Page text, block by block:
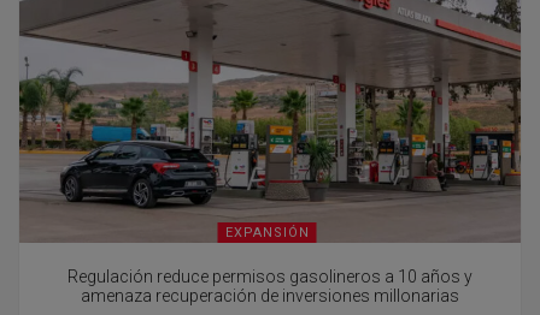
EXPANSIÓN
Regulación reduce permisos gasolineros a 10 años y
amenaza recuperación de inversiones millonarias